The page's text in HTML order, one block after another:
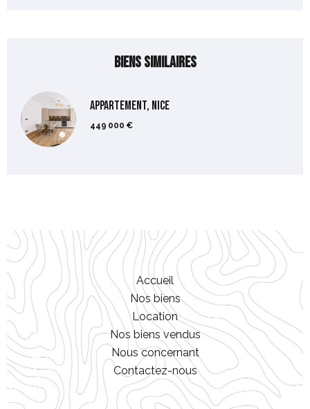
Biens similaires
Appartement, Nice
449 000 €
Accueil
Nos biens
Location
Nos biens vendus
Nous concernant
Contactez-nous